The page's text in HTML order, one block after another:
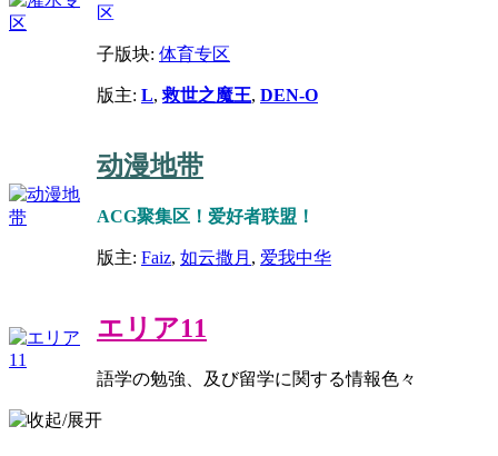
区
子版块: 体育专区
版主: L,救世之魔王, DEN-O
动漫地带
ACG聚集区！爱好者联盟！
版主: Faiz, 如云撒月 , 爱我中华
エリア11
語学の勉強、及び留学に関する情報色々